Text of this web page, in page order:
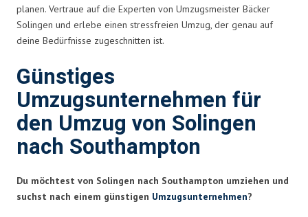
planen. Vertraue auf die Experten von Umzugsmeister Bäcker
Solingen und erlebe einen stressfreien Umzug, der genau auf
deine Bedürfnisse zugeschnitten ist.
Günstiges
Umzugsunternehmen für
den Umzug von Solingen
nach Southampton
Du möchtest von Solingen nach Southampton umziehen und
suchst nach einem günstigen Umzugsunternehmen?